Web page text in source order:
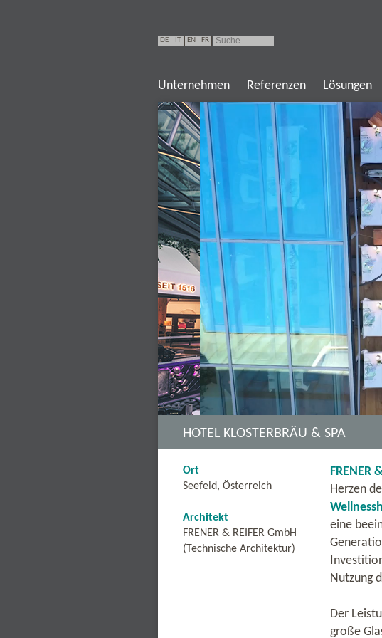
DE IT EN FR
Unternehmen Referenzen Lösungen
HOTEL KLOSTERBRÄU & SPA
Ort
Seefeld, Österreich
Architekt
FRENER & REIFER GmbH
(Technische Architektur)
FRENER
Herzen
eine
Nutzung
Der
große